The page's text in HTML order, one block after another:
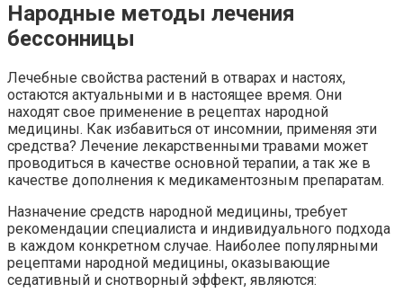
Народные методы лечения
бессонницы
Лечебные свойства растений в отварах и настоях,
остаются актуальными и в настоящее время. Они
находят свое применение в рецептах народной
медицины. Как избавиться от инсомнии, применяя эти
средства? Лечение лекарственными травами может
проводиться в качестве основной терапии, а так же в
качестве дополнения к медикаментозным препаратам.
Назначение средств народной медицины, требует
рекомендации специалиста и индивидуального подхода
в каждом конкретном случае. Наиболее популярными
рецептами народной медицины, оказывающие
седативный и снотворный эффект, являются: